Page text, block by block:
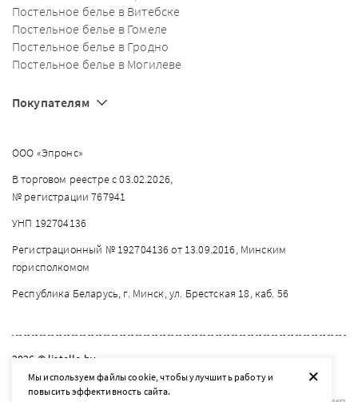
+
Мы используем файлы cookie, чтобы улучшить работу и
повысить эффективность сайта.
Постельное белье в Витебске
Постельное белье в Гомеле
Постельное белье в Гродно
Постельное белье в Могилеве
Покупателям
ООО «Эпронс»
В торговом реестре с 03.02.2026,
№ регистрации 767941
УНП 192704136
Регистрационный № 192704136 от 13.09.2016, Минским
горисполкомом
Республика Беларусь, г. Минск, ул. Брестская 18, каб. 56
2026 © listelle.by
Разработка сайта — SLAM